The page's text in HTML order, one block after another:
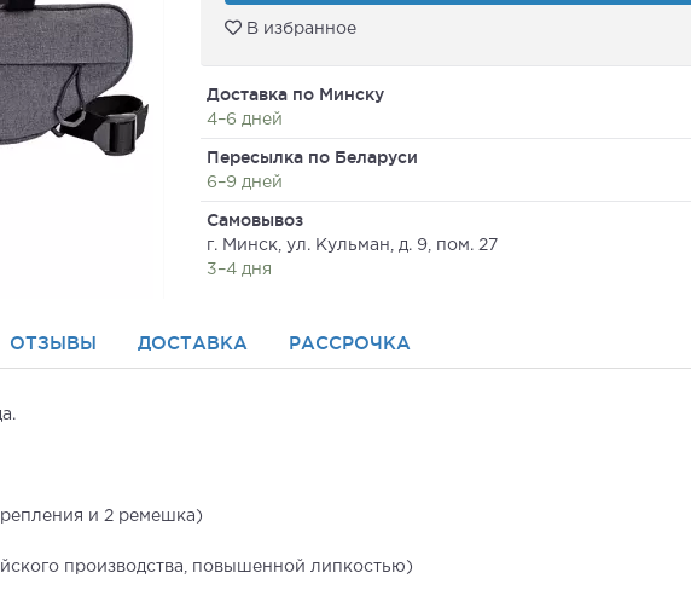
В избранное
Доставка по Минску
4–6 дней
Пересылка по Беларуси
6–9 дней
Самовывоз
г. Минск, ул. Кульман, д. 9, пом. 27
3–4 дня
ОТЗЫВЫ ДОСТАВКА РАССРОЧКА
и 2 ремешка)
производства, повышенной липкостью)